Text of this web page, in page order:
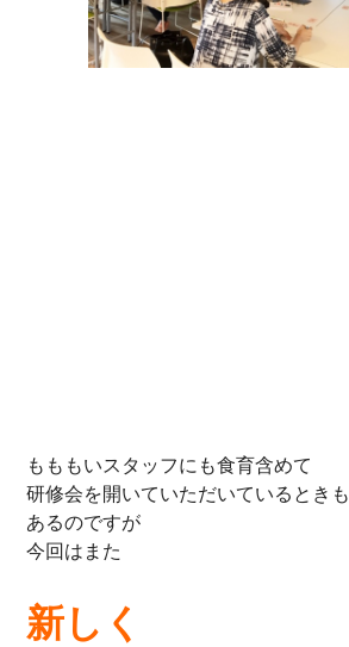
もももいスタッフにも食育含めて
研修会を開いていただいているときも
あるのですが
今回はまた
新しく